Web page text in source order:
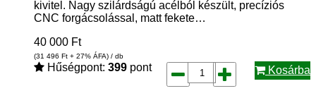
kivitel. Nagy szilárdságú acélból készült, precíziós
CNC forgácsolással, matt fekete…
40 000 Ft
(31 496 Ft + 27% ÁFA) / db
Hűségpont: 399 pont Kosárba